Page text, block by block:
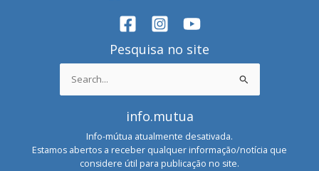
Pesquisa no site
Search
for:
info.mutua
Info-mútua atualmente desativada.
Estamos abertos a receber qualquer informação/notícia que
considere útil para publicação no site.